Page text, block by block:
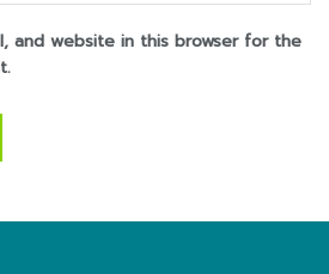
and website in this browser for the